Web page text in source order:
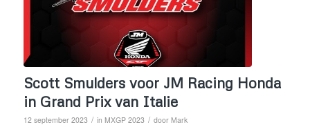
Scott Smulders voor JM Racing Honda
in Grand Prix van Italie
12 september 2023 / in MXGP 2023 / door Mark